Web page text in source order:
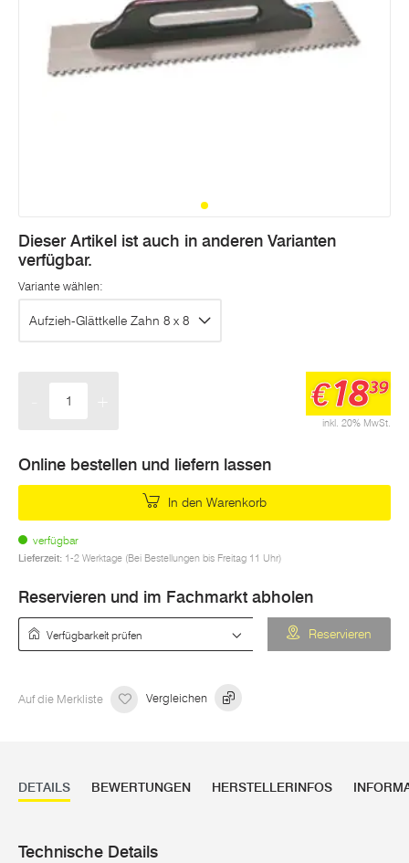
Dieser Artikel ist auch in anderen Varianten
verfügbar.
Variante wählen:
Aufzieh-Glättkelle Zahn 8 x 8
inkl. 20% MwSt.
€1839
Online bestellen und liefern lassen
In den Warenkorb
verfügbar
Lieferzeit: 1-2 Werktage (Bei Bestellungen bis Freitag 11 Uhr)
Reservieren und im Fachmarkt abholen
Reservieren
Auf die Merkliste Vergleichen
DETAILS BEWERTUNGEN HERSTELLERINFOS
Technische Details